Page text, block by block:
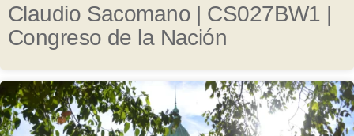
Claudio Sacomano | CS027BW1 |
Congreso de la Nación